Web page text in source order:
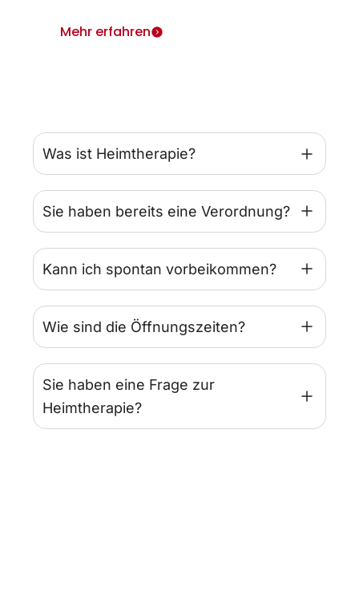
Was ist Heimtherapie?
Sie haben bereits eine Verordnung?
Kann ich spontan vorbeikommen?
Wie sind die Öffnungszeiten?
Sie haben eine Frage zur
Heimtherapie?
Mehr erfahren